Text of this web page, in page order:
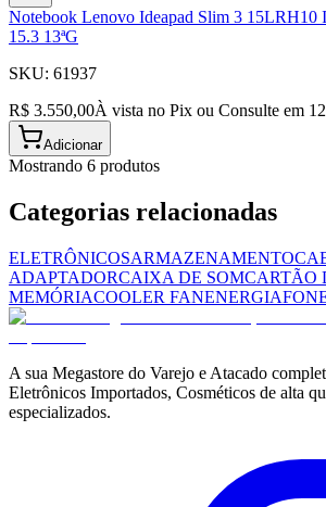
Notebook Lenovo Ideapad Slim 3 15LRH10
15.3 13ªG
SKU: 61937
R$ 3.550,00À vista no Pix ou Consulte em 12
Adicionar
Mostrando 6 produtos
Categorias relacionadas
ELETRÔNICOSARMAZENAMENTO
ADAPTADORCAIXA DE SOMCARTÃO
MEMÓRIACOOLER FANENERGIA
A sua Megastore do Varejo e Atacado
Eletrônicos Importados, Cosméticos de alta
especializados.